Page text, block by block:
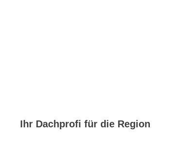
Ihr Dachprofi für die Region